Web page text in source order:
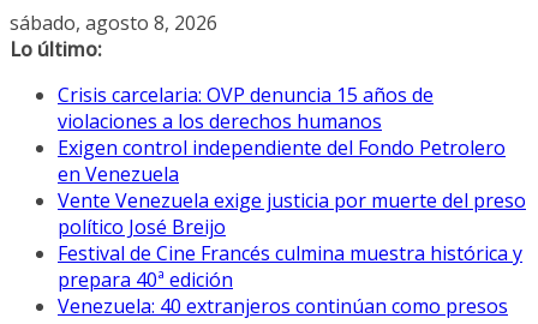
Saltar
al
sábado, agosto 8, 2026
Lo último:
Crisis carcelaria: OVP denuncia 15 años de
violaciones a los derechos humanos
Exigen control independiente del Fondo Petrolero
en Venezuela
Vente Venezuela exige justicia por muerte del preso
político José Breijo
Festival de Cine Francés culmina muestra histórica y
prepara 40ª edición
Venezuela: 40 extranjeros continúan como presos